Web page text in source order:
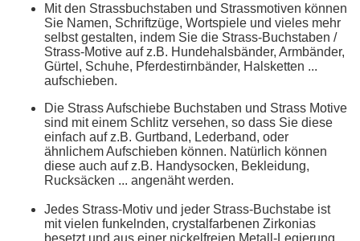
Mit den Strassbuchstaben und Strassmotiven können
Sie Namen, Schriftzüge, Wortspiele und vieles mehr
selbst gestalten, indem Sie die Strass-Buchstaben /
Strass-Motive auf z.B. Hundehalsbänder, Armbänder,
Gürtel, Schuhe, Pferdestirnbänder, Halsketten ...
aufschieben.
Die Strass Aufschiebe Buchstaben und Strass Motive
sind mit einem Schlitz versehen, so dass Sie diese
einfach auf z.B. Gurtband, Lederband, oder
ähnlichem Aufschieben können. Natürlich können
diese auch auf z.B. Handysocken, Bekleidung,
Rucksäcken ... angenäht werden.
Jedes Strass-Motiv und jeder Strass-Buchstabe ist
mit vielen funkelnden, crystalfarbenen Zirkonias
besetzt und aus einer nickelfreien Metall-Legierung